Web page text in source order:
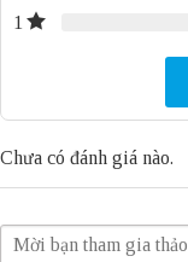
1
Chưa có đánh giá nào.